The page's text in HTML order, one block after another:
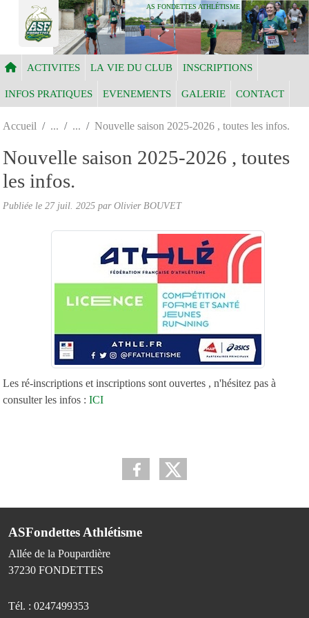
AS FONDETTES ATHLÉTISME
ACTIVITES LA VIE DU CLUB INSCRIPTIONS
INFOS PRATIQUES EVENEMENTS GALERIE CONTACT
Accueil Nouvelle saison 2025-2026 , toutes les infos.
Nouvelle saison 2025-2026 , toutes
les infos.
Publiée le 27 juil. 2025 par Olivier BOUVET
Les ré-inscriptions et inscriptions sont ouvertes , n'hésitez pas à
consulter les infos : ICI
ASFondettes Athlétisme
Allée de la Poupardière
37230 FONDETTES
Tél. : 0247499353
Panneau de gestion des cookies